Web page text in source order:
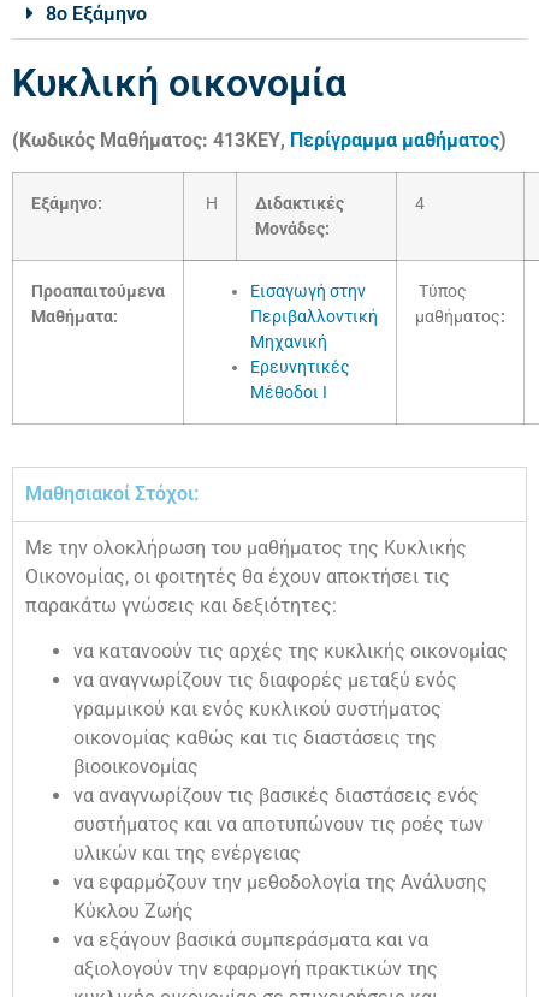
8ο Εξάμηνο
Κυκλική οικονομία
(Κωδικός Μαθήματος: 413ΚΕΥ, Περίγραμμα μαθήματος)
Εξάμηνο: Η
Διδακτικές
Μονάδες:
4
Προαπαιτούμενα
Μαθήματα:
Εισαγωγή στην
Περιβαλλοντική
Μηχανική
Ερευνητικές
Μέθοδοι Ι
Τύπος
μαθήματος:
Μαθησιακοί Στόχοι:
Με την ολοκλήρωση του μαθήματος της Κυκλικής
Οικονομίας, οι φοιτητές θα έχουν αποκτήσει τις
παρακάτω γνώσεις και δεξιότητες:
να κατανοούν τις αρχές της κυκλικής οικονομίας
να αναγνωρίζουν τις διαφορές μεταξύ ενός
γραμμικού και ενός κυκλικού συστήματος
οικονομίας καθώς και τις διαστάσεις της
βιοοικονομίας
να αναγνωρίζουν τις βασικές διαστάσεις ενός
συστήματος και να αποτυπώνουν τις ροές των
υλικών και της ενέργειας
να εφαρμόζουν την μεθοδολογία της Ανάλυσης
Κύκλου Ζωής
να εξάγουν βασικά συμπεράσματα και να
αξιολογούν την εφαρμογή πρακτικών της